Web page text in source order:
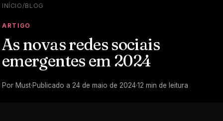
INÍCIO/BLOG
ARTIGO
As novas redes sociais
emergentes em 2024
Por Must·Publicado a 24 de maio de 2024·12 min de leitura